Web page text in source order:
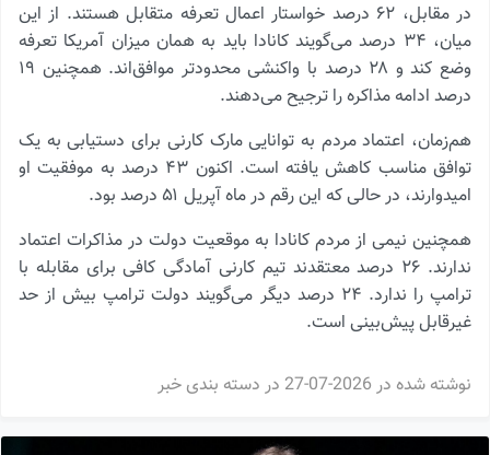
در مقابل، ۶۲ درصد خواستار اعمال تعرفه متقابل هستند. از این
میان، ۳۴ درصد می‌گویند کانادا باید به همان میزان آمریکا تعرفه
وضع کند و ۲۸ درصد با واکنشی محدودتر موافق‌اند. همچنین ۱۹
درصد ادامه مذاکره را ترجیح می‌دهند.
هم‌زمان، اعتماد مردم به توانایی مارک کارنی برای دستیابی به یک
توافق مناسب کاهش یافته است. اکنون ۴۳ درصد به موفقیت او
امیدوارند، در حالی که این رقم در ماه آپریل ۵۱ درصد بود.
همچنین نیمی از مردم کانادا به موقعیت دولت در مذاکرات اعتماد
ندارند. ۲۶ درصد معتقدند تیم کارنی آمادگی کافی برای مقابله با
ترامپ را ندارد. ۲۴ درصد دیگر می‌گویند دولت ترامپ بیش از حد
غیرقابل پیش‌بینی است.
نوشته شده در 2026-07-27 در دسته بندی خبر